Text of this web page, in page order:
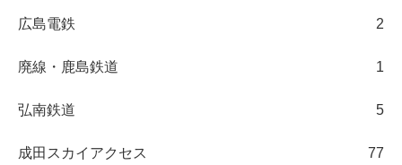
広島電鉄 2
廃線・鹿島鉄道 1
弘南鉄道 5
成田スカイアクセス 77